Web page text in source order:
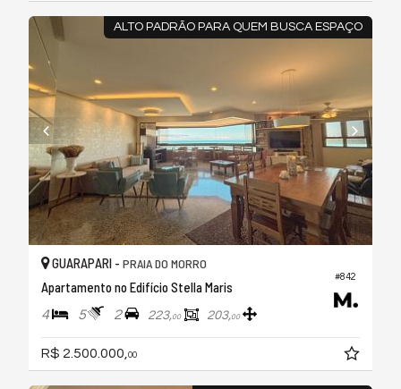
ALTO PADRÃO PARA QUEM BUSCA ESPAÇO
#842
GUARAPARI - PRAIA DO MORRO
Apartamento no Edifício Stella Maris
4 5 2 223,00 203,00
R$ 2.500.000, 00